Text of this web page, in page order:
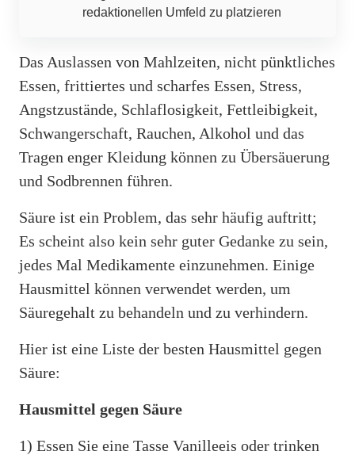
redaktionellen Umfeld zu platzieren
Das Auslassen von Mahlzeiten, nicht pünktliches
Essen, frittiertes und scharfes Essen, Stress,
Angstzustände, Schlaflosigkeit, Fettleibigkeit,
Schwangerschaft, Rauchen, Alkohol und das
Tragen enger Kleidung können zu Übersäuerung
und Sodbrennen führen.
Säure ist ein Problem, das sehr häufig auftritt;
Es scheint also kein sehr guter Gedanke zu sein,
jedes Mal Medikamente einzunehmen. Einige
Hausmittel können verwendet werden, um
Säuregehalt zu behandeln und zu verhindern.
Hier ist eine Liste der besten Hausmittel gegen
Säure:
Hausmittel gegen Säure
1) Essen Sie eine Tasse Vanilleeis oder trinken